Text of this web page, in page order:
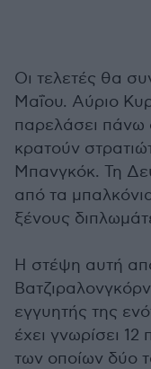
Οι τελετές θα
Μαΐου. Αύριο
παρελάσει πάνω
κρατούν
Μπανγκόκ. Τη
από τα
ξένους
Η στέψη αυτή
εγγυητής της
έχει γνωρίσει
των οποίων δύο